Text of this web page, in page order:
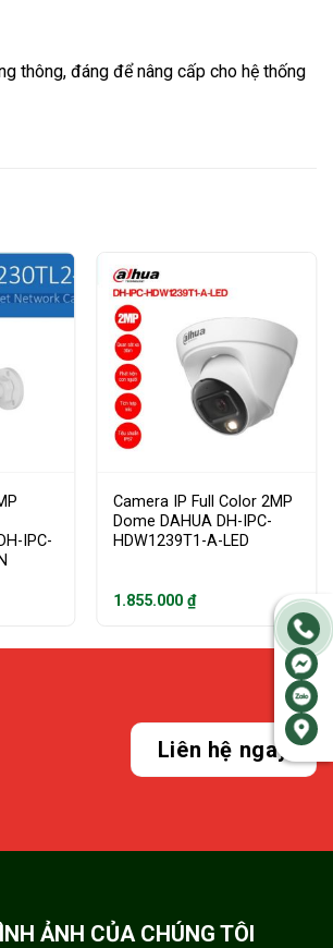
thông, đáng để nâng cấp cho hệ thống
IPC-
Camera IP Full Color 2MP
Dome DAHUA DH-IPC-
HDW1239T1-A-LED
1.855.000₫
Liên hệ ngay
ẢNH CỦA CHÚNG TÔI